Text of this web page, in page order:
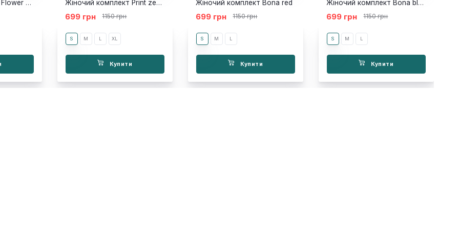
Жіночий комплект Flower black Жіночий комплект Print zebra
699 грн 1150 грн
S M L ХL
Купити
Жіночий комплект Bona red
699 грн 1150 грн
S M L
Купити
Жіночий комплект Bona blue
699 грн 1150 грн
S M L
Купити